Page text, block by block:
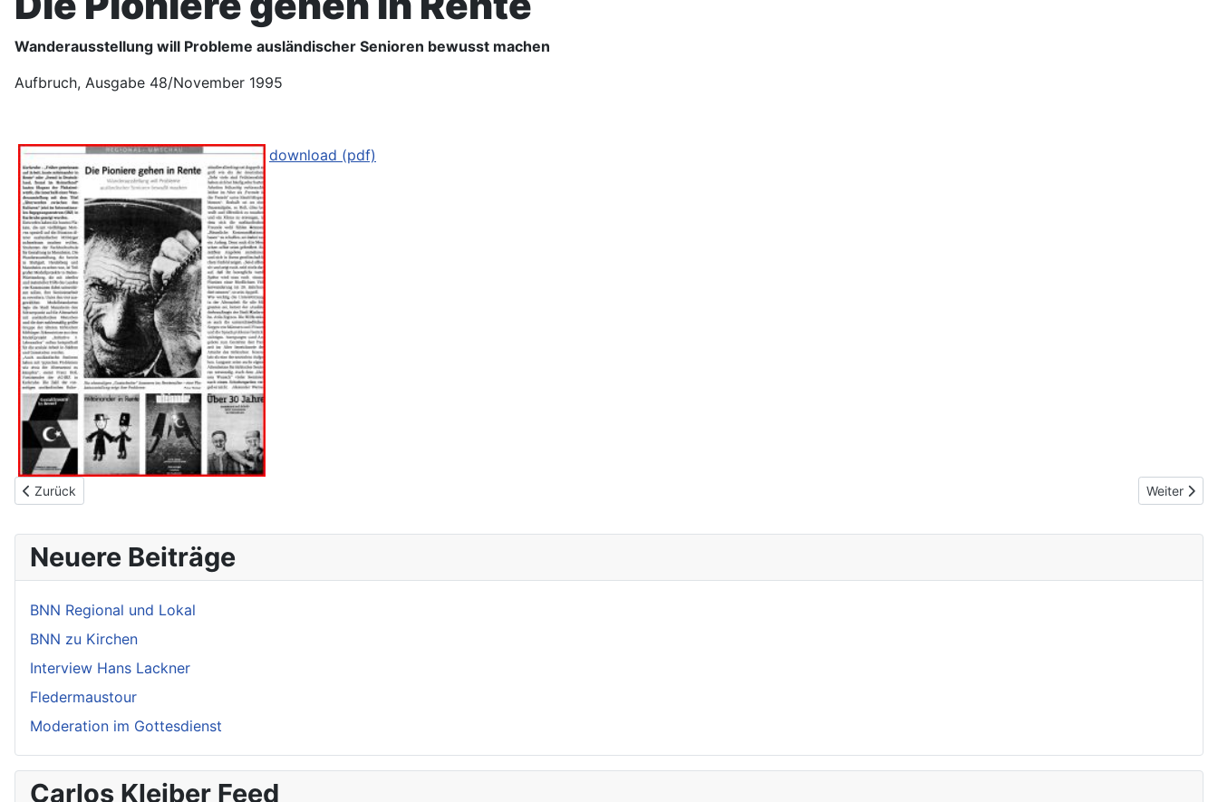
Wanderausstellung will Probleme ausländischer Senioren bewusst machen
Aufbruch, Ausgabe 48/November 1995
download (pdf)
Vorheriger Beitrag: Talkshows im emotionalen Sumpf
Zurück Nächster
Weiter
Neuere Beiträge
BNN Regional und Lokal
BNN zu Kirchen
Interview Hans Lackner
Fledermaustour
Moderation im Gottesdienst
Carlos Kleiber Feed